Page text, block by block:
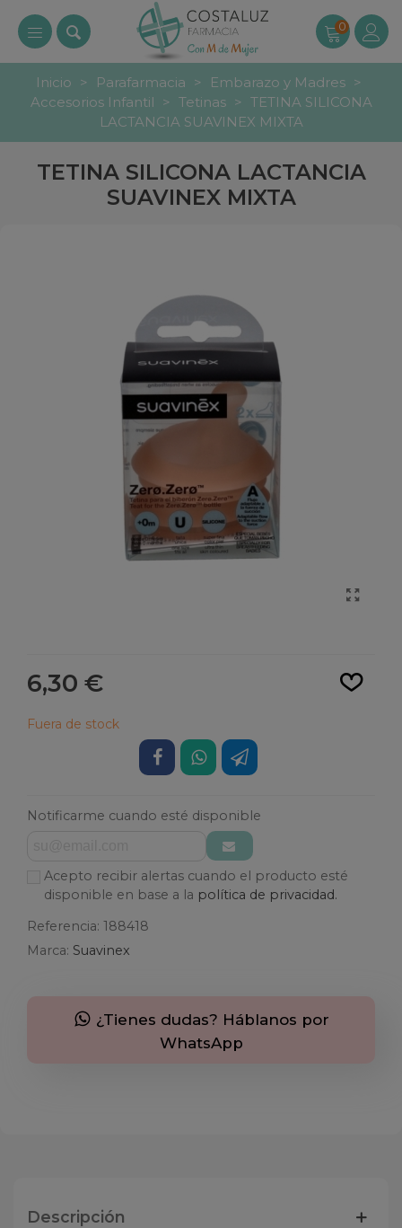
0
Inicio > Parafarmacia > Embarazo y Madres >
Accesorios Infantil > Tetinas > TETINA SILICONA
LACTANCIA SUAVINEX MIXTA
TETINA SILICONA LACTANCIA
SUAVINEX MIXTA
6,30 €
Fuera de stock
Notificarme cuando esté disponible
Acepto recibir alertas cuando el producto esté
disponible en base a la política de privacidad.
Referencia: 188418
Marca: Suavinex
¿Tienes dudas? Háblanos por
WhatsApp
Descripción